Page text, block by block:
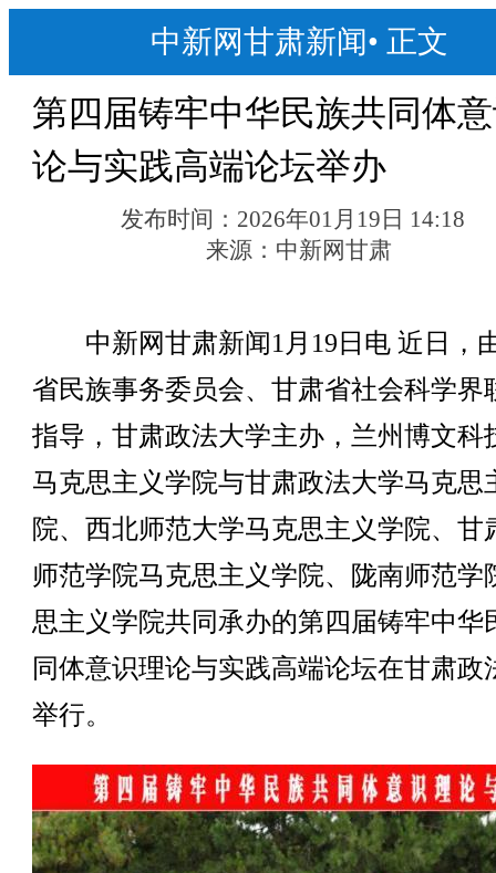
中新网甘肃新闻• 正文
第四届铸牢中华民族共同体
论与实践高端论坛举办
发布时间： 2026年01月19日 14:18
来源： 中新网甘肃
中新网甘肃新闻1月19日电 近日，
省民族事务委员会、甘肃省社会科学界
指导，甘肃政法大学主办，兰州博文科
马克思主义学院与甘肃政法大学马克思
院、西北师范大学马克思主义学院、甘
师范学院马克思主义学院、陇南师范学
思主义学院共同承办的第四届铸牢中华
同体意识理论与实践高端论坛在甘肃政
举行。